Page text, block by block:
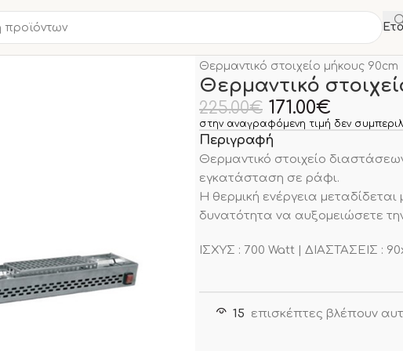
Θερμαντικό στοιχείο μήκους 90cm
Θερμαντικό
225.00€ 171.00€
στην αναγραφόμενη τιμή δεν
Περιγραφή
Θερμαντικό στοιχείο
εγκατάσταση σε ράφι.
Η θερμική ενέργεια
δυνατότητα να αυξομειώσετε
ΙΣΧΥΣ : 700 Watt | ΔΙΑΣΤΑΣΕΙΣ :
15 επισκέπτες βλέπουν